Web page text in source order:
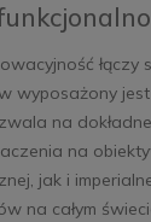
łączy
wyposażony
na
na
jak i
na całym